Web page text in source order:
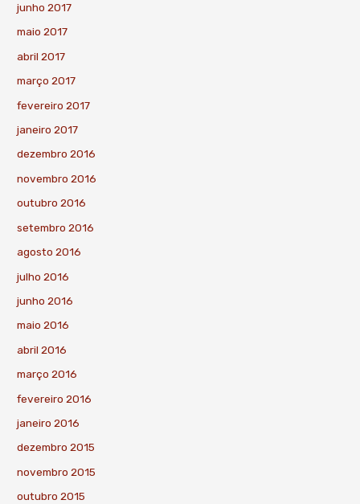
junho 2017
maio 2017
abril 2017
março 2017
fevereiro 2017
janeiro 2017
dezembro 2016
novembro 2016
outubro 2016
setembro 2016
agosto 2016
julho 2016
junho 2016
maio 2016
abril 2016
março 2016
fevereiro 2016
janeiro 2016
dezembro 2015
novembro 2015
outubro 2015